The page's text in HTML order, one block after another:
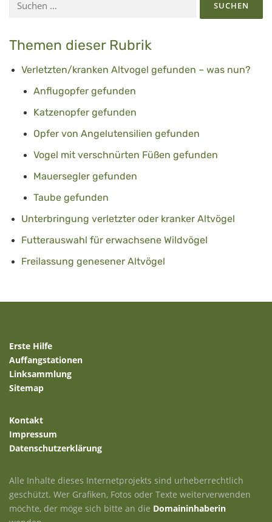
nach:
Themen dieser Rubrik
Verletzten/kranken Altvogel gefunden – was nun?
Anflugopfer gefunden
Katzenopfer gefunden
Opfer von Angelutensilien gefunden
Vogel mit verschnürten Füßen gefunden
Mauersegler gefunden
Taube gefunden
Unterbringung verletzter oder kranker Altvögel
Futterauswahl für erwachsene Wildvögel
Freilassung genesener Altvögel
Erste Hilfe
Auffangstationen
Linksammlung
Sitemap
Kontakt
Impressum
Datenschutzerklärung
Alle Inhalte dieses Internetprojekts sind urheberrechtlich
geschützt. Wer Grafiken, Fotos oder Texte weiterverwenden
möchte, der möge sich bitte an die Domaininhaberin